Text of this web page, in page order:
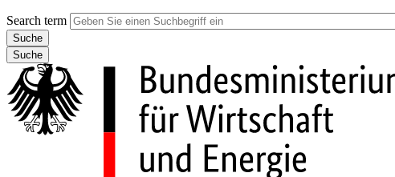
Search term
Suche